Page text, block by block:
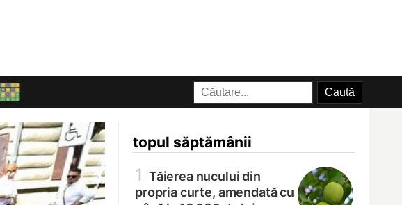
topul săptămânii
1 Tăierea nucului din
propria curte, amendată cu